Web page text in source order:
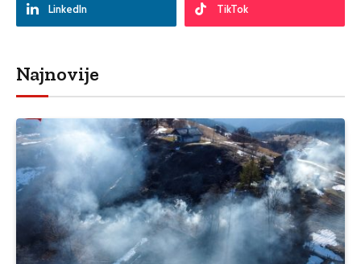
LinkedIn TikTok
Najnovije